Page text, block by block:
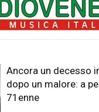
Ancora un decesso
dopo un malore: a
71enne